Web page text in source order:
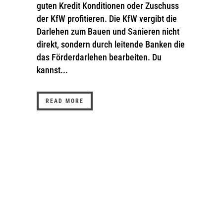
guten Kredit Konditionen oder Zuschuss
der KfW profitieren. Die KfW vergibt die
Darlehen zum Bauen und Sanieren nicht
direkt, sondern durch leitende Banken die
das Förderdarlehen bearbeiten. Du
kannst...
READ MORE